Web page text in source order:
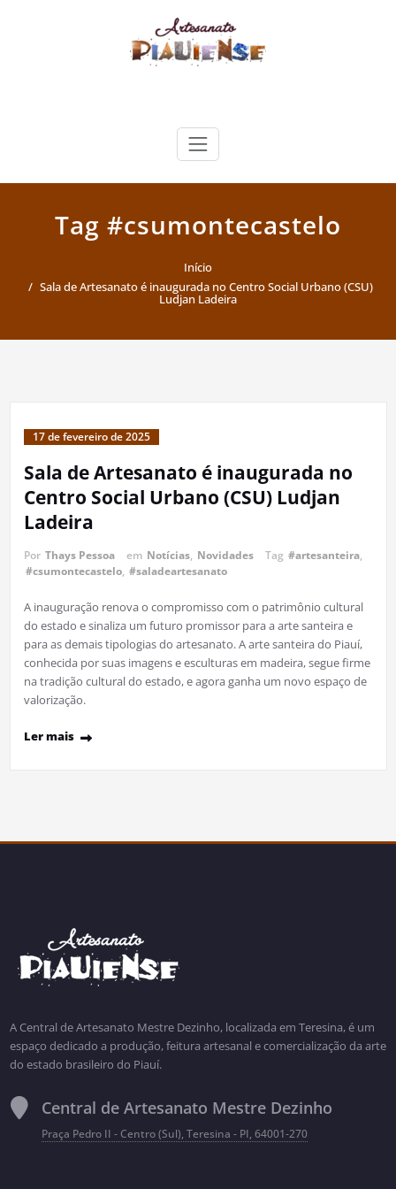
Artesanato Piauiense
Tag #csumontecastelo
Início
Sala de Artesanato é inaugurada no Centro Social Urbano (CSU)
Ludjan Ladeira
17 de fevereiro de 2025
Sala de Artesanato é inaugurada no
Centro Social Urbano (CSU) Ludjan
Ladeira
Por Thays Pessoa em Notícias, Novidades Tag #artesanteira,
#csumontecastelo, #saladeartesanato
A inauguração renova o compromisso com o patrimônio cultural
do estado e sinaliza um futuro promissor para a arte santeira e
para as demais tipologias do artesanato. A arte santeira do Piauí,
conhecida por suas imagens e esculturas em madeira, segue firme
na tradição cultural do estado, e agora ganha um novo espaço de
valorização.
Ler mais
A Central de Artesanato Mestre Dezinho, localizada em Teresina, é um
espaço dedicado a produção, feitura artesanal e comercialização da arte
do estado brasileiro do Piauí.
Central de Artesanato Mestre Dezinho
Praça Pedro II - Centro (Sul), Teresina - PI, 64001-270